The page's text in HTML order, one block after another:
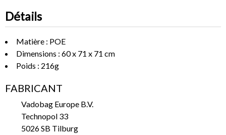
Détails
Matière : POE
Dimensions : 60 x 71 x 71 cm
Poids : 216g
FABRICANT
Vadobag Europe B.V.
Technopol 33
5026 SB Tilburg